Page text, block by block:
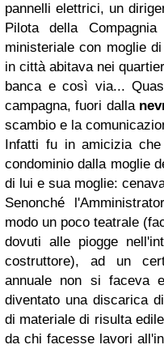
pannelli elettrici, un
Pilota della
ministeriale con moglie
in città abitava nei
banca e così via...
campagna, fuori dalla
scambio e la
Infatti fu in amicizia
condominio dalla moglie
di lui e sua moglie:
Senonché
modo un poco teatrale
dovuti alle piogge
costruttore), ad un
annuale non si faceva
diventato una discarica
di materiale di risulta
da chi facesse lavori